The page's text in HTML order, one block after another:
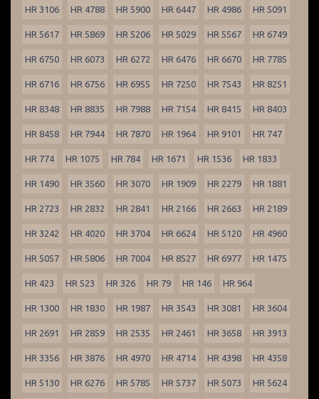
HR 3106 HR 4788 HR 5900 HR 6447 HR 4986 HR 5091
HR 5617 HR 5869 HR 5206 HR 5029 HR 5567 HR 6749
HR 6750 HR 6073 HR 6272 HR 6476 HR 6670 HR 7785
HR 6716 HR 6756 HR 6955 HR 7250 HR 7543 HR 8251
HR 8348 HR 8835 HR 7988 HR 7154 HR 8415 HR 8403
HR 8458 HR 7944 HR 7870 HR 1964 HR 9101 HR 747
HR 774 HR 1075 HR 784 HR 1671 HR 1536 HR 1833
HR 1490 HR 3560 HR 3070 HR 1909 HR 2279 HR 1881
HR 2723 HR 2832 HR 2841 HR 2166 HR 2663 HR 2189
HR 3242 HR 4020 HR 3704 HR 6624 HR 5120 HR 4960
HR 5057 HR 5806 HR 7004 HR 8527 HR 6977 HR 1475
HR 423 HR 523 HR 326 HR 79 HR 146 HR 964
HR 1300 HR 1830 HR 1987 HR 3543 HR 3081 HR 3604
HR 2691 HR 2859 HR 2535 HR 2461 HR 3658 HR 3913
HR 3356 HR 3876 HR 4970 HR 4714 HR 4398 HR 4358
HR 5130 HR 6276 HR 5785 HR 5737 HR 5073 HR 5624